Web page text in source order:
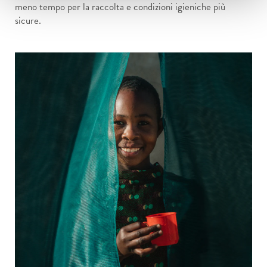
meno tempo per la raccolta e condizioni igieniche più
sicure.